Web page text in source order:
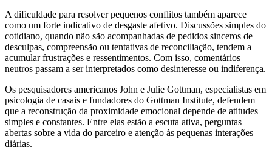
A dificuldade para resolver pequenos conflitos também aparece
como um forte indicativo de desgaste afetivo. Discussões simples do
cotidiano, quando não são acompanhadas de pedidos sinceros de
desculpas, compreensão ou tentativas de reconciliação, tendem a
acumular frustrações e ressentimentos. Com isso, comentários
neutros passam a ser interpretados como desinteresse ou indiferença.
Os pesquisadores americanos John e Julie Gottman, especialistas em
psicologia de casais e fundadores do Gottman Institute, defendem
que a reconstrução da proximidade emocional depende de atitudes
simples e constantes. Entre elas estão a escuta ativa, perguntas
abertas sobre a vida do parceiro e atenção às pequenas interações
diárias.